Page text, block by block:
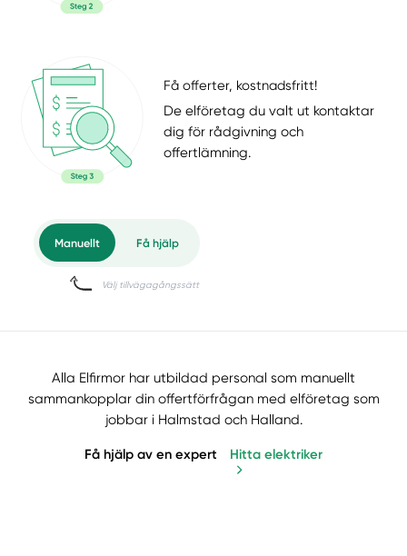
Få offerter, kostnadsfritt!
De elföretag du valt ut kontaktar
dig för rådgivning och
offertlämning.
Alla Elfirmor har utbildad personal som manuellt
sammankopplar din offertförfrågan med elföretag som
jobbar i Halmstad och Halland.
Få hjälp av en expert Hitta elektriker